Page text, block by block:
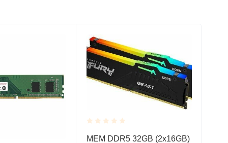
Rated
MEM DDR5 32GB (2x16GB)